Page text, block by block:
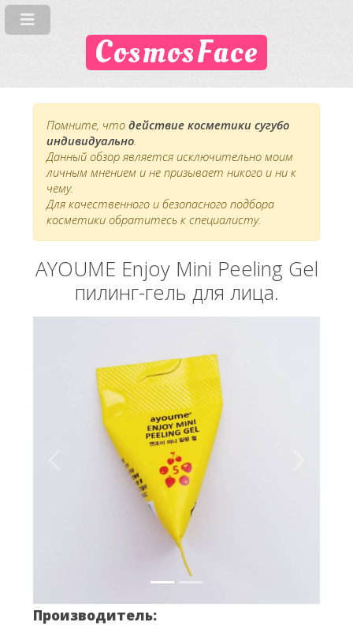
CosmosFace
Помните, что действие косметики сугубо
индивидуально.
Данный обзор является исключительно моим
личным мнением и не призывает никого и ни к
чему.
Для качественного и безопасного подбора
косметики обратитесь к специалисту.
AYOUME Enjoy Mini Peeling Gel
пилинг-гель для лица.
Производитель: